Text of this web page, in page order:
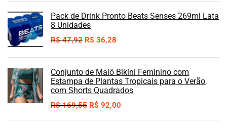
Pack de Drink Pronto Beats Senses 269ml Lata
8 Unidades
R$47,92 R$ 36,28
Conjunto de Maiô Bikini Feminino com
Estampa de Plantas Tropicais para o Verão,
com Shorts Quadrados
R$169,55 R$ 92,00